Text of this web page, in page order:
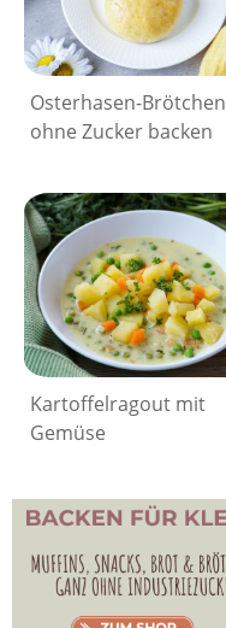
Osterhasen-Brötchen
ohne Zucker backen
Kartoffelragout mit
Gemüse